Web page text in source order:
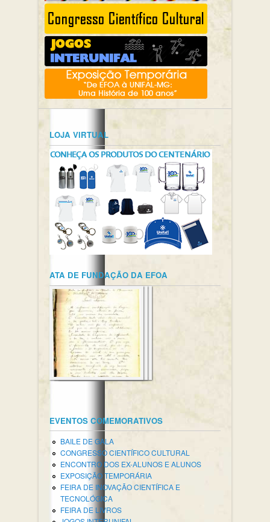
LOJA VIRTUAL
ATA DE FUNDAÇÃO DA EFOA
EVENTOS COMEMORATIVOS
BAILE DE GALA
CONGRESSO CIENTÍFICO CULTURAL
ENCONTRO DOS EX-ALUNOS E ALUNOS
EXPOSIÇÃO TEMPORÁRIA
FEIRA DE INOVAÇÃO CIENTÍFICA E
TECNOLÓGICA
FEIRA DE LIVROS